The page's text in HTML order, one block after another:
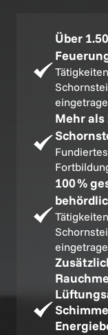
Über
Mehr als
100 %